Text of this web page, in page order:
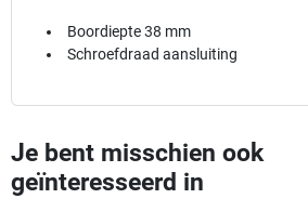
Boordiepte 38 mm
Schroefdraad aansluiting
Je bent misschien ook
geïnteresseerd in